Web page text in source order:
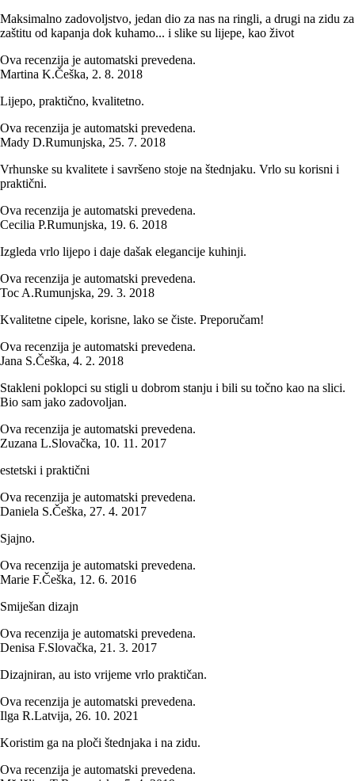
Maksimalno zadovoljstvo, jedan dio za nas na ringli, a drugi na zidu za
zaštitu od kapanja dok kuhamo... i slike su lijepe, kao život
Ova recenzija je automatski prevedena.
Martina K.Češka, 2. 8. 2018
Lijepo, praktično, kvalitetno.
Ova recenzija je automatski prevedena.
Mady D.Rumunjska, 25. 7. 2018
Vrhunske su kvalitete i savršeno stoje na štednjaku. Vrlo su korisni i
praktični.
Ova recenzija je automatski prevedena.
Cecilia P.Rumunjska, 19. 6. 2018
Izgleda vrlo lijepo i daje dašak elegancije kuhinji.
Ova recenzija je automatski prevedena.
Toc A.Rumunjska, 29. 3. 2018
Kvalitetne cipele, korisne, lako se čiste. Preporučam!
Ova recenzija je automatski prevedena.
Jana S.Češka, 4. 2. 2018
Stakleni poklopci su stigli u dobrom stanju i bili su točno kao na slici.
Bio sam jako zadovoljan.
Ova recenzija je automatski prevedena.
Zuzana L.Slovačka, 10. 11. 2017
estetski i praktični
Ova recenzija je automatski prevedena.
Daniela S.Češka, 27. 4. 2017
Sjajno.
Ova recenzija je automatski prevedena.
Marie F.Češka, 12. 6. 2016
Smiješan dizajn
Ova recenzija je automatski prevedena.
Denisa F.Slovačka, 21. 3. 2017
Dizajniran, au isto vrijeme vrlo praktičan.
Ova recenzija je automatski prevedena.
Ilga R.Latvija, 26. 10. 2021
Koristim ga na ploči štednjaka i na zidu.
Ova recenzija je automatski prevedena.